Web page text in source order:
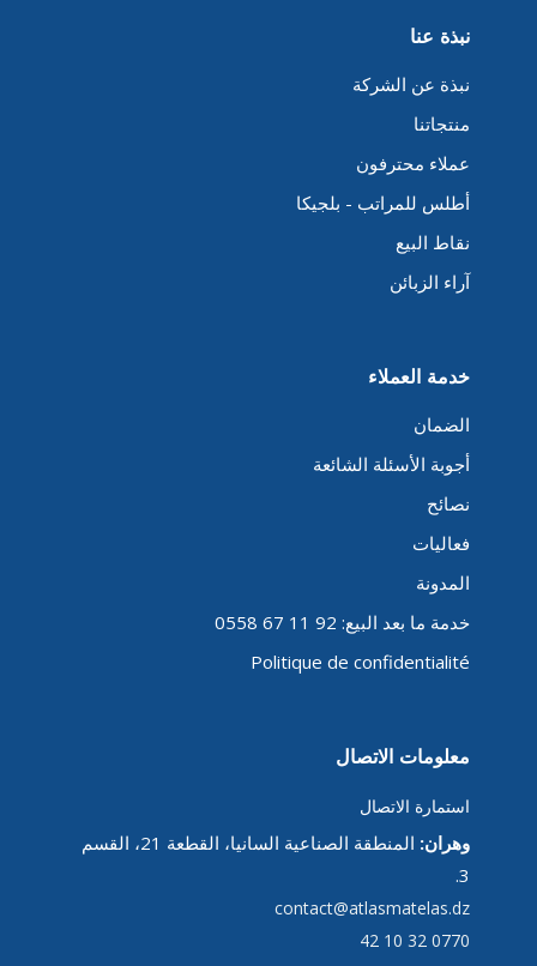
نبذة عنا
نبذة عن الشركة
منتجاتنا
عملاء محترفون
أطلس للمراتب - بلجيكا
نقاط البيع
آراء الزبائن
خدمة العملاء
الضمان
أجوبة الأسئلة الشائعة
نصائح
فعاليات
المدونة
خدمة ما بعد البيع: 92 11 67 0558
Politique de confidentialité
معلومات الاتصال
استمارة الاتصال
وهران:
المنطقة الصناعية السانيا، القطعة 21، القسم
3.
contact@atlasmatelas.dz
0770 32 10 42